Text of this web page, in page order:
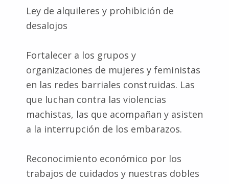
Ley de alquileres y prohibición de
desalojos
Fortalecer a los grupos y
organizaciones de mujeres y feministas
en las redes barriales construidas. Las
que luchan contra las violencias
machistas, las que acompañan y asisten
a la interrupción de los embarazos.
Reconocimiento económico por los
trabajos de cuidados y nuestras dobles